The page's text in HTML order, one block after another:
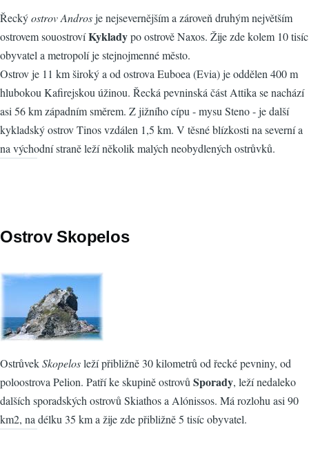
Řeckýostrov Androsje nejsevernějším a zároveň druhým největším
ostrovem souostrovíKykladypo ostrově Naxos. Žije zde kolem 10 tisíc
obyvatel a metropolí je stejnojmenné město.
Ostrov je 11 km široký a od ostrova Euboea (Evia) je oddělen 400 m
hlubokou Kafirejskou úžinou. Řecká pevninská část Attika se nachází
asi 56 km západním směrem. Z jižního cípu - mysu Steno - je další
kykladský ostrov Tinos vzdálen 1,5 km. V těsné blízkosti na severní a
na východní straně leží několik malých neobydlených ostrůvků.
Ostrov Skopelos
OstrůvekSkopelosleží přibližně 30 kilometrů od řecké pevniny, od
poloostrova Pelion. Patří ke skupině ostrovů Sporady, leží nedaleko
dalších sporadských ostrovů Skiathos a Alónissos. Má rozlohu asi 90
km2, na délku 35 km a žije zde přibližně 5 tisíc obyvatel.